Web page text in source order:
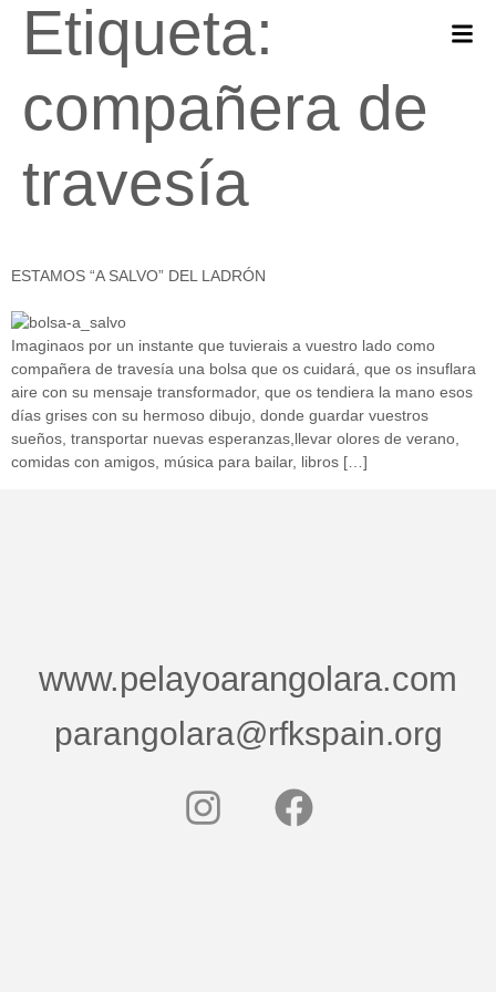
Etiqueta:
compañera de
travesía
ESTAMOS “A SALVO” DEL LADRÓN
Imaginaos por un instante que tuvierais a vuestro lado como
compañera de travesía una bolsa que os cuidará, que os insuflara
aire con su mensaje transformador, que os tendiera la mano esos
días grises con su hermoso dibujo, donde guardar vuestros
sueños, transportar nuevas esperanzas,llevar olores de verano,
comidas con amigos, música para bailar, libros […]
www.pelayoarangolara.com
parangolara@rfkspain.org